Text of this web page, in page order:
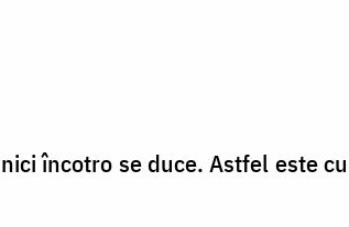
încotro se duce. Astfel este cu